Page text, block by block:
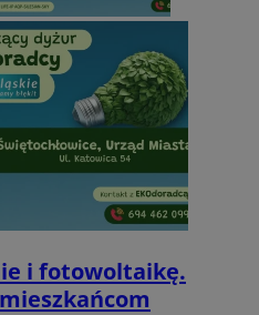
i fotowoltaikę.